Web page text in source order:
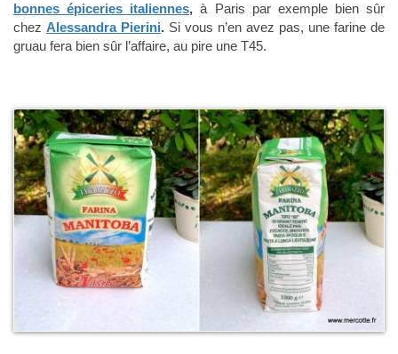
bonnes épiceries italiennes,à Paris par exemple bien sûr
chez Alessandra Pierini. Si vous n’en avez pas, une farine de
gruau fera bien sûr l’affaire, au pire une T45.